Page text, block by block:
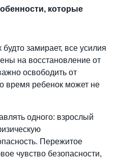
которые
замирает, все усилия
на восстановление от
освободить от
время ребенок может не
одного: взрослый
Пережитое
чувство безопасности,